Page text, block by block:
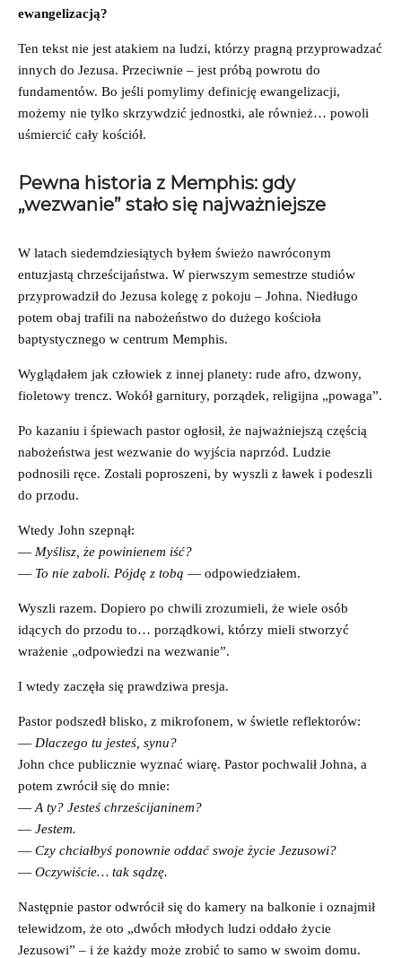
ewangelizacją?
Ten tekst nie jest atakiem na ludzi, którzy pragną przyprowadzać
innych do Jezusa. Przeciwnie – jest próbą powrotu do
fundamentów. Bo jeśli pomylimy definicję ewangelizacji,
możemy nie tylko skrzywdzić jednostki, ale również… powoli
uśmiercić cały kościół.
Pewna historia z Memphis: gdy
„wezwanie” stało się najważniejsze
W latach siedemdziesiątych byłem świeżo nawróconym
entuzjastą chrześcijaństwa. W pierwszym semestrze studiów
przyprowadził do Jezusa kolegę z pokoju – Johna. Niedługo
potem obaj trafili na nabożeństwo do dużego kościoła
baptystycznego w centrum Memphis.
Wyglądałem jak człowiek z innej planety: rude afro, dzwony,
fioletowy trencz. Wokół garnitury, porządek, religijna „powaga”.
Po kazaniu i śpiewach pastor ogłosił, że najważniejszą częścią
nabożeństwa jest wezwanie do wyjścia naprzód. Ludzie
podnosili ręce. Zostali poproszeni, by wyszli z ławek i podeszli
do przodu.
Wtedy John szepnął:
— Myślisz, że powinienem iść?
— To nie zaboli. Pójdę z tobą — odpowiedziałem.
Wyszli razem. Dopiero po chwili zrozumieli, że wiele osób
idących do przodu to… porządkowi, którzy mieli stworzyć
wrażenie „odpowiedzi na wezwanie”.
I wtedy zaczęła się prawdziwa presja.
Pastor podszedł blisko, z mikrofonem, w świetle reflektorów:
— Dlaczego tu jesteś, synu?
John chce publicznie wyznać wiarę. Pastor pochwalił Johna, a
potem zwrócił się do mnie:
— A ty? Jesteś chrześcijaninem?
— Jestem.
— Czy chciałbyś ponownie oddać swoje życie Jezusowi?
— Oczywiście… tak sądzę.
Następnie pastor odwrócił się do kamery na balkonie i oznajmił
telewidzom, że oto „dwóch młodych ludzi oddało życie
Jezusowi” – i że każdy może zrobić to samo w swoim domu.